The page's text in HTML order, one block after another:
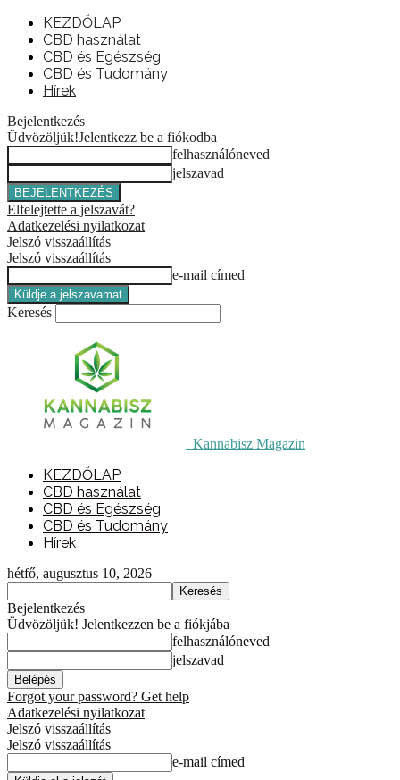
KEZDŐLAP
CBD használat
CBD és Egészség
CBD és Tudomány
Hírek
Bejelentkezés
Üdvözöljük!Jelentkezz be a fiókodba
felhasználóneved
jelszavad
Elfelejtette a jelszavát?
Adatkezelési nyilatkozat
Jelszó visszaállítás
Jelszó visszaállítás
e-mail címed
Keresés
Kannabisz Magazin
KEZDŐLAP
CBD használat
CBD és Egészség
CBD és Tudomány
Hírek
hétfő, augusztus 10, 2026
Bejelentkezés
Üdvözöljük! Jelentkezzen be a fiókjába
felhasználóneved
jelszavad
Forgot your password? Get help
Adatkezelési nyilatkozat
Jelszó visszaállítás
Jelszó visszaállítás
e-mail címed